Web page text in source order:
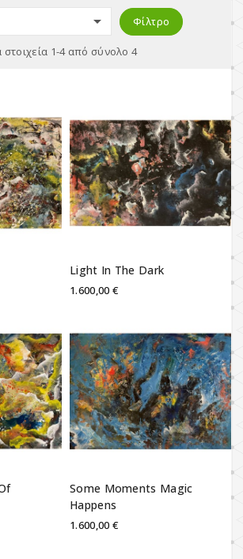
 Φίλτρο
στοιχεία 1-4 από σύνολο 4
Light In The Dark
1.600,00 €
Some Moments Magic
Happens
1.600,00 €